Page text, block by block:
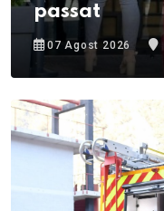
passat
07 Agost 2026